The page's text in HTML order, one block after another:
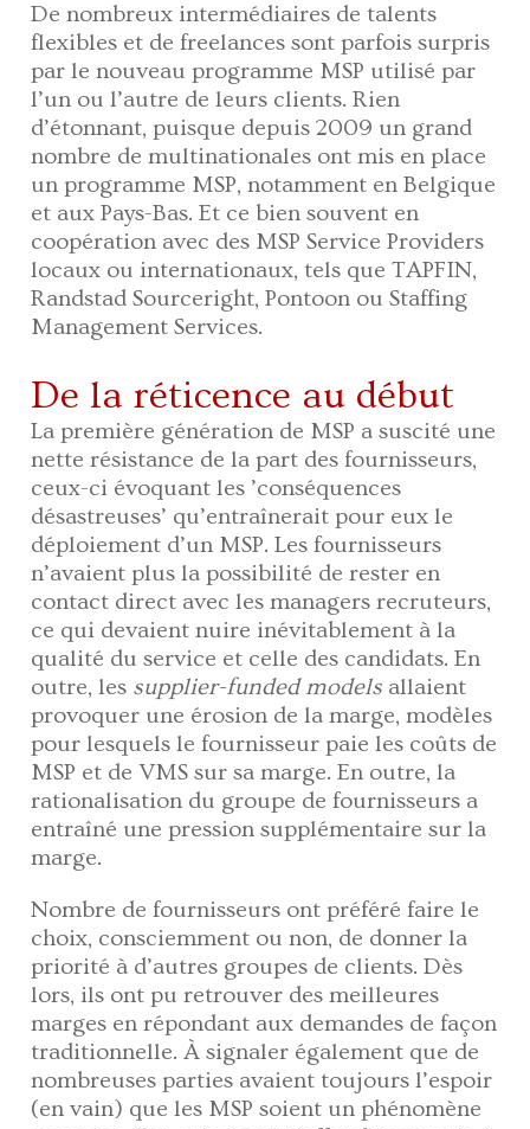
De nombreux intermédiaires de talents
flexibles et de freelances sont parfois surpris
par le nouveau programme MSP utilisé par
l’un ou l’autre de leurs clients. Rien
d’étonnant, puisque depuis 2009 un grand
nombre de multinationales ont mis en place
un programme MSP, notamment en Belgique
et aux Pays-Bas. Et ce bien souvent en
coopération avec des MSP Service Providers
locaux ou internationaux, tels que TAPFIN,
Randstad Sourceright, Pontoon ou Staffing
Management Services.
De la réticence au début
La première génération de MSP a suscité une
nette résistance de la part des fournisseurs,
ceux-ci évoquant les ’conséquences
désastreuses’ qu’entraînerait pour eux le
déploiement d’un MSP. Les fournisseurs
n’avaient plus la possibilité de rester en
contact direct avec les managers recruteurs,
ce qui devaient nuire inévitablement à la
qualité du service et celle des candidats. En
outre, les supplier-funded models allaient
provoquer une érosion de la marge, modèles
pour lesquels le fournisseur paie les coûts de
MSP et de VMS sur sa marge. En outre, la
rationalisation du groupe de fournisseurs a
entraîné une pression supplémentaire sur la
marge.
Nombre de fournisseurs ont préféré faire le
choix, consciemment ou non, de donner la
priorité à d’autres groupes de clients. Dès
lors, ils ont pu retrouver des meilleures
marges en répondant aux demandes de façon
traditionnelle. À signaler également que de
nombreuses parties avaient toujours l’espoir
(en vain) que les MSP soient un phénomène